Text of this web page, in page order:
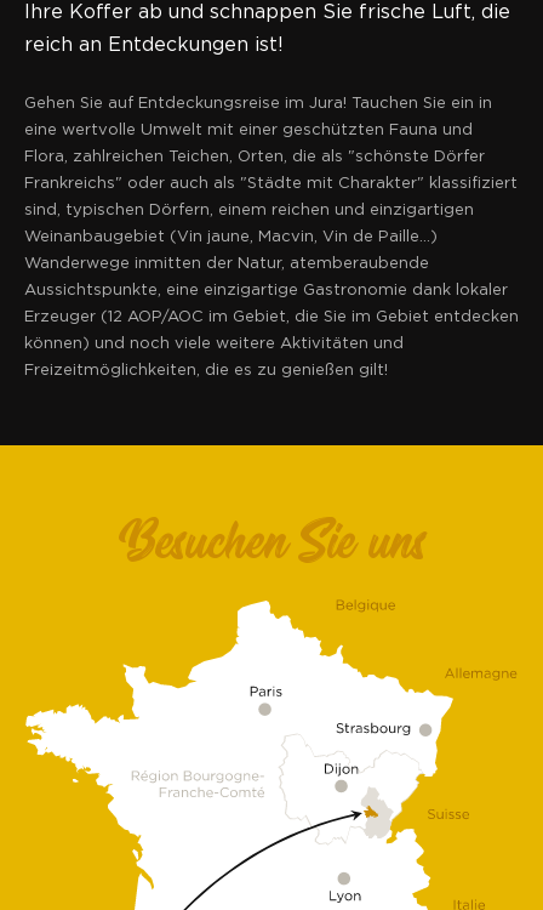
Ihre Koffer ab und schnappen Sie frische Luft, die
reich an Entdeckungen ist!
Gehen Sie auf Entdeckungsreise im Jura! Tauchen Sie ein in
eine wertvolle Umwelt mit einer geschützten Fauna und
Flora, zahlreichen Teichen, Orten, die als "schönste Dörfer
Frankreichs" oder auch als "Städte mit Charakter" klassifiziert
sind, typischen Dörfern, einem reichen und einzigartigen
Weinanbaugebiet (Vin jaune, Macvin, Vin de Paille...)
Wanderwege inmitten der Natur, atemberaubende
Aussichtspunkte, eine einzigartige Gastronomie dank lokaler
Erzeuger (12 AOP/AOC im Gebiet, die Sie im Gebiet entdecken
können) und noch viele weitere Aktivitäten und
Freizeitmöglichkeiten, die es zu genießen gilt!
Besuchen Sie uns